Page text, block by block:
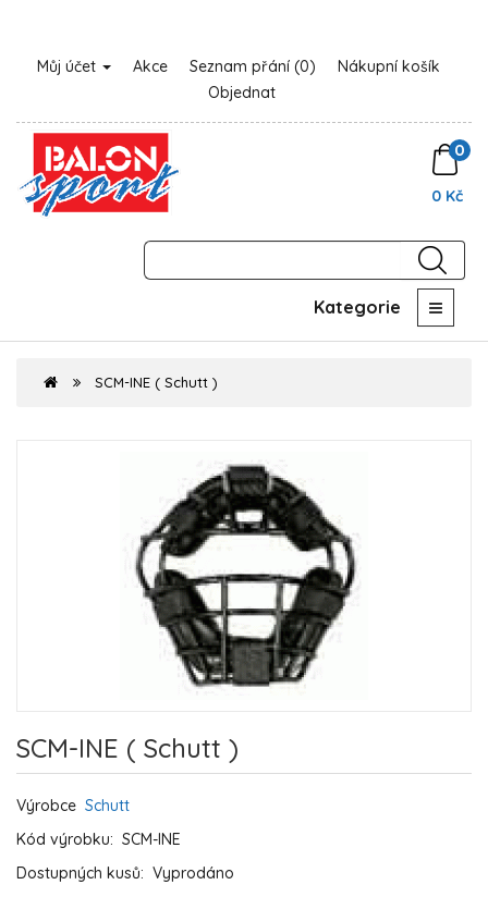
Můj účet Akce Seznam přání (0)
Nákupní košík
Objednat
0
0 Kč
Kategorie
SCM-INE ( Schutt )
SCM-INE ( Schutt )
Výrobce Schutt
Kód výrobku: SCM-INE
Dostupných kusů: Vyprodáno